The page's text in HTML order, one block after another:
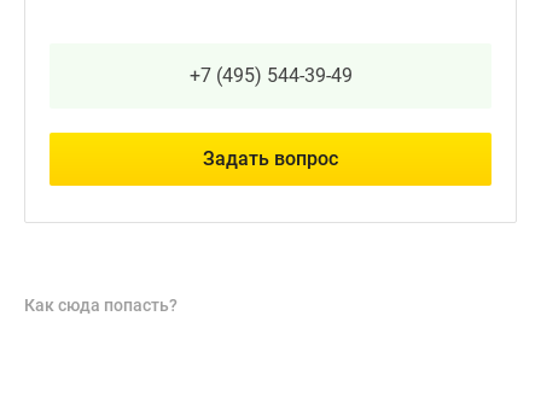
+7 (495) 544-39-49
Задать вопрос
Как сюда попасть?